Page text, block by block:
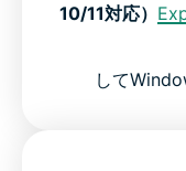
10/11対応）
して